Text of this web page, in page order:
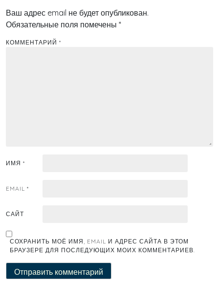
Ваш адрес email не будет опубликован.
Обязательные поля помечены *
КОММЕНТАРИЙ *
ИМЯ *
EMAIL *
САЙТ
СОХРАНИТЬ МОЁ ИМЯ, EMAIL И АДРЕС САЙТА В ЭТОМ
БРАУЗЕРЕ ДЛЯ ПОСЛЕДУЮЩИХ МОИХ КОММЕНТАРИЕВ.